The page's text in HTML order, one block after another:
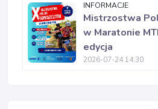
INFORMACJE
Mistrzostwa
w Maratonie
edycja
2026-07-24 14:30